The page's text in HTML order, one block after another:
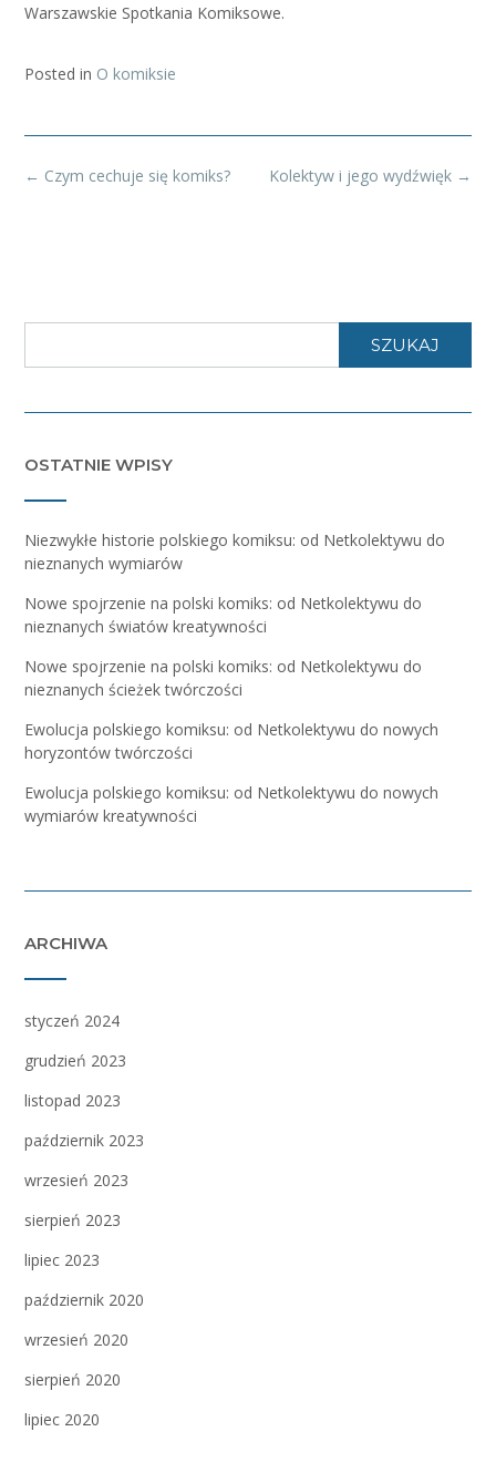
Warszawskie Spotkania Komiksowe.
Posted in O komiksie
Post
Kolektyw i jego wydźwięk →
← Czym cechuje się komiks?
SZUKAJ
OSTATNIE WPISY
Niezwykłe historie polskiego komiksu: od Netkolektywu do
nieznanych wymiarów
Nowe spojrzenie na polski komiks: od Netkolektywu do
nieznanych światów kreatywności
Nowe spojrzenie na polski komiks: od Netkolektywu do
nieznanych ścieżek twórczości
Ewolucja polskiego komiksu: od Netkolektywu do nowych
horyzontów twórczości
Ewolucja polskiego komiksu: od Netkolektywu do nowych
wymiarów kreatywności
ARCHIWA
styczeń 2024
grudzień 2023
listopad 2023
październik 2023
wrzesień 2023
sierpień 2023
lipiec 2023
październik 2020
wrzesień 2020
sierpień 2020
lipiec 2020